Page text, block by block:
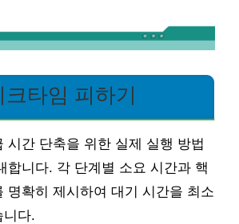
크타임 피하기
시간 단축을 위한 실제 실행 방법
합니다. 각 단계별 소요 시간과 핵
명확히 제시하여 대기 시간을 최소
니다.